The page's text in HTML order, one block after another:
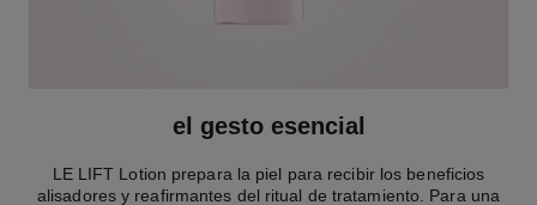
el gesto esencial
LE LIFT Lotion prepara la piel para recibir los beneficios
alisadores y reafirmantes del ritual de tratamiento. Para una